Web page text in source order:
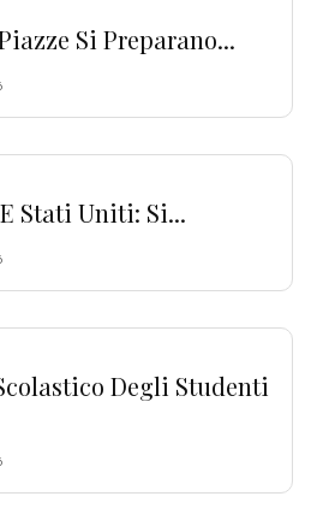
Si Preparano...
Stati Uniti: Si...
Degli Studenti